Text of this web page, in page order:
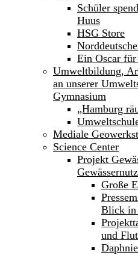
Schüler
Huus
HSG Store
Ein Oscar
Umweltbildung,
an unserer
Gymnasium
„Hamburg
Mediale
Science Center
Projekt
Große
Blick in
und